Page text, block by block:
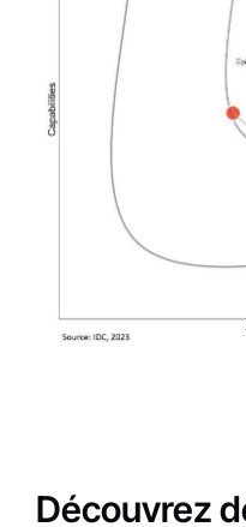
Découvrez